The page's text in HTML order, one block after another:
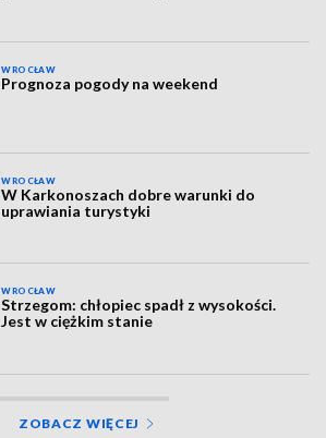
WROCŁAW
Prognoza pogody na weekend
WROCŁAW
W Karkonoszach dobre warunki do
uprawiania turystyki
WROCŁAW
Strzegom: chłopiec spadł z wysokości.
Jest w ciężkim stanie
ZOBACZ WIĘCEJ